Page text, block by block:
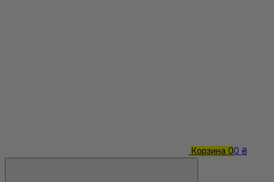
Корзина 00 ₴